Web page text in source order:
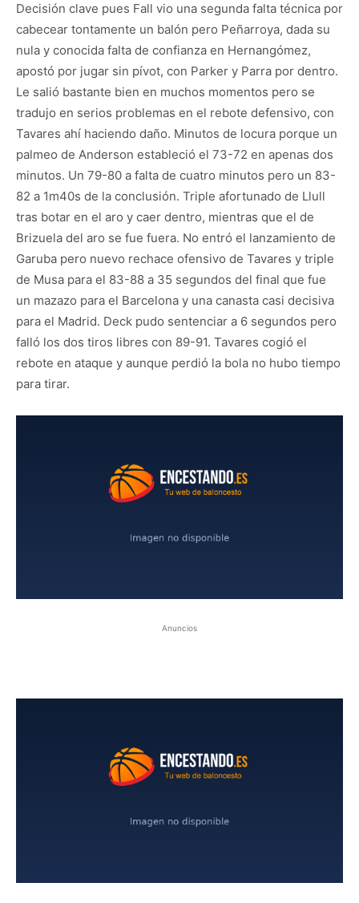
Decisión clave pues Fall vio una segunda falta técnica por
cabecear tontamente un balón pero Peñarroya, dada su
nula y conocida falta de confianza en Hernangómez,
apostó por jugar sin pívot, con Parker y Parra por dentro.
Le salió bastante bien en muchos momentos pero se
tradujo en serios problemas en el rebote defensivo, con
Tavares ahí haciendo daño. Minutos de locura porque un
palmeo de Anderson estableció el 73-72 en apenas dos
minutos. Un 79-80 a falta de cuatro minutos pero un 83-
82 a 1m40s de la conclusión. Triple afortunado de Llull
tras botar en el aro y caer dentro, mientras que el de
Brizuela del aro se fue fuera. No entró el lanzamiento de
Garuba pero nuevo rechace ofensivo de Tavares y triple
de Musa para el 83-88 a 35 segundos del final que fue
un mazazo para el Barcelona y una canasta casi decisiva
para el Madrid. Deck pudo sentenciar a 6 segundos pero
falló los dos tiros libres con 89-91. Tavares cogió el
rebote en ataque y aunque perdió la bola no hubo tiempo
para tirar.
Anuncios